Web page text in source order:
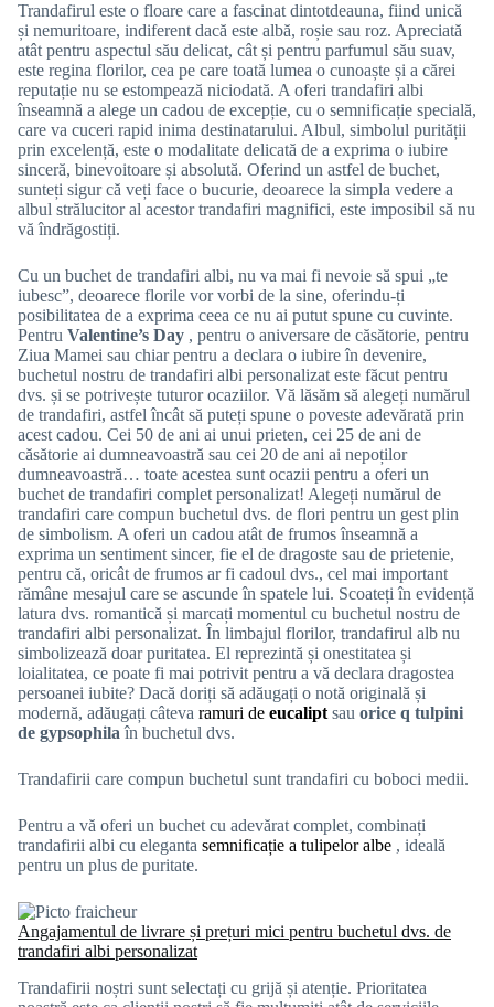
Trandafirul este o floare care a fascinat dintotdeauna, fiind unică
și nemuritoare, indiferent dacă este albă, roșie sau roz. Apreciată
atât pentru aspectul său delicat, cât și pentru parfumul său suav,
este regina florilor, cea pe care toată lumea o cunoaște și a cărei
reputație nu se estompează niciodată. A oferi trandafiri albi
înseamnă a alege un cadou de excepție, cu o semnificație specială,
care va cuceri rapid inima destinatarului. Albul, simbolul purității
prin excelență, este o modalitate delicată de a exprima o iubire
sinceră, binevoitoare și absolută. Oferind un astfel de buchet,
sunteți sigur că veți face o bucurie, deoarece la simpla vedere a
albul strălucitor al acestor trandafiri magnifici, este imposibil să nu
vă îndrăgostiți.
Cu un buchet de trandafiri albi, nu va mai fi nevoie să spui „te
iubesc”, deoarece florile vor vorbi de la sine, oferindu-ți
posibilitatea de a exprima ceea ce nu ai putut spune cu cuvinte.
Pentru Valentine’s Day , pentru o aniversare de căsătorie, pentru
Ziua Mamei sau chiar pentru a declara o iubire în devenire,
buchetul nostru de trandafiri albi personalizat este făcut pentru
dvs. și se potrivește tuturor ocaziilor. Vă lăsăm să alegeți numărul
de trandafiri, astfel încât să puteți spune o poveste adevărată prin
acest cadou. Cei 50 de ani ai unui prieten, cei 25 de ani de
căsătorie ai dumneavoastră sau cei 20 de ani ai nepoților
dumneavoastră… toate acestea sunt ocazii pentru a oferi un
buchet de trandafiri complet personalizat! Alegeți numărul de
trandafiri care compun buchetul dvs. de flori pentru un gest plin
de simbolism. A oferi un cadou atât de frumos înseamnă a
exprima un sentiment sincer, fie el de dragoste sau de prietenie,
pentru că, oricât de frumos ar fi cadoul dvs., cel mai important
rămâne mesajul care se ascunde în spatele lui. Scoateți în evidență
latura dvs. romantică și marcați momentul cu buchetul nostru de
trandafiri albi personalizat. În limbajul florilor, trandafirul alb nu
simbolizează doar puritatea. El reprezintă și onestitatea și
loialitatea, ce poate fi mai potrivit pentru a vă declara dragostea
persoanei iubite? Dacă doriți să adăugați o notă originală și
modernă, adăugați câteva ramuri de eucalipt sau orice q tulpini
de gypsophilaîn buchetul dvs.
Trandafirii care compun buchetul sunt trandafiri cu boboci medii.
Pentru a vă oferi un buchet cu adevărat complet, combinați
trandafirii albi cu eleganta semnificație a tulipelor albe , ideală
pentru un plus de puritate.
Angajamentul de livrare și prețuri mici pentru buchetul dvs. de
trandafiri albi personalizat
Trandafirii noștri sunt selectați cu grijă și atenție. Prioritatea